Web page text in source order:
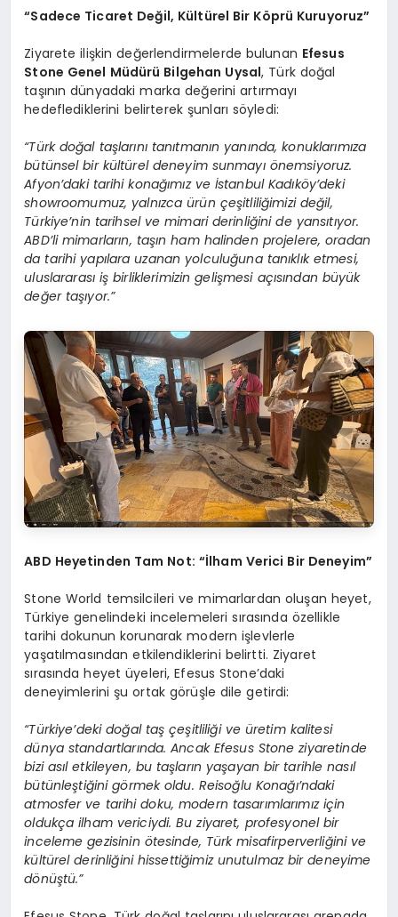
“Sadece Ticaret Değil, Kültürel Bir Köprü Kuruyoruz”
Ziyarete ilişkin değerlendirmelerde bulunan Efesus
Stone Genel Müdürü Bilgehan Uysal, Türk doğal
taşının dünyadaki marka değerini artırmayı
hedeflediklerini belirterek şunları söyledi:
“Türk doğal taşlarını tanıtmanın yanında, konuklarımıza
bütünsel bir kültürel deneyim sunmayı önemsiyoruz.
Afyon’daki tarihi konağımız ve İstanbul Kadıköy’deki
showroomumuz, yalnızca ürün çeşitliliğimizi değil,
Türkiye’nin tarihsel ve mimari derinliğini de yansıtıyor.
ABD’li mimarların, taşın ham halinden projelere, oradan
da tarihi yapılara uzanan yolculuğuna tanıklık etmesi,
uluslararası iş birliklerimizin gelişmesi açısından büyük
değer taşıyor.”
ABD Heyetinden Tam Not: “İlham Verici Bir Deneyim”
Stone World temsilcileri ve mimarlardan oluşan heyet,
Türkiye genelindeki incelemeleri sırasında özellikle
tarihi dokunun korunarak modern işlevlerle
yaşatılmasından etkilendiklerini belirtti. Ziyaret
sırasında heyet üyeleri, Efesus Stone’daki
deneyimlerini şu ortak görüşle dile getirdi:
“Türkiye’deki doğal taş çeşitliliği ve üretim kalitesi
dünya standartlarında. Ancak Efesus Stone ziyaretinde
bizi asıl etkileyen, bu taşların yaşayan bir tarihle nasıl
bütünleştiğini görmek oldu. Reisoğlu Konağı’ndaki
atmosfer ve tarihi doku, modern tasarımlarımız için
oldukça ilham vericiydi. Bu ziyaret, profesyonel bir
inceleme gezisinin ötesinde, Türk misafirperverliğini ve
kültürel derinliğini hissettiğimiz unutulmaz bir deneyime
dönüştü.”